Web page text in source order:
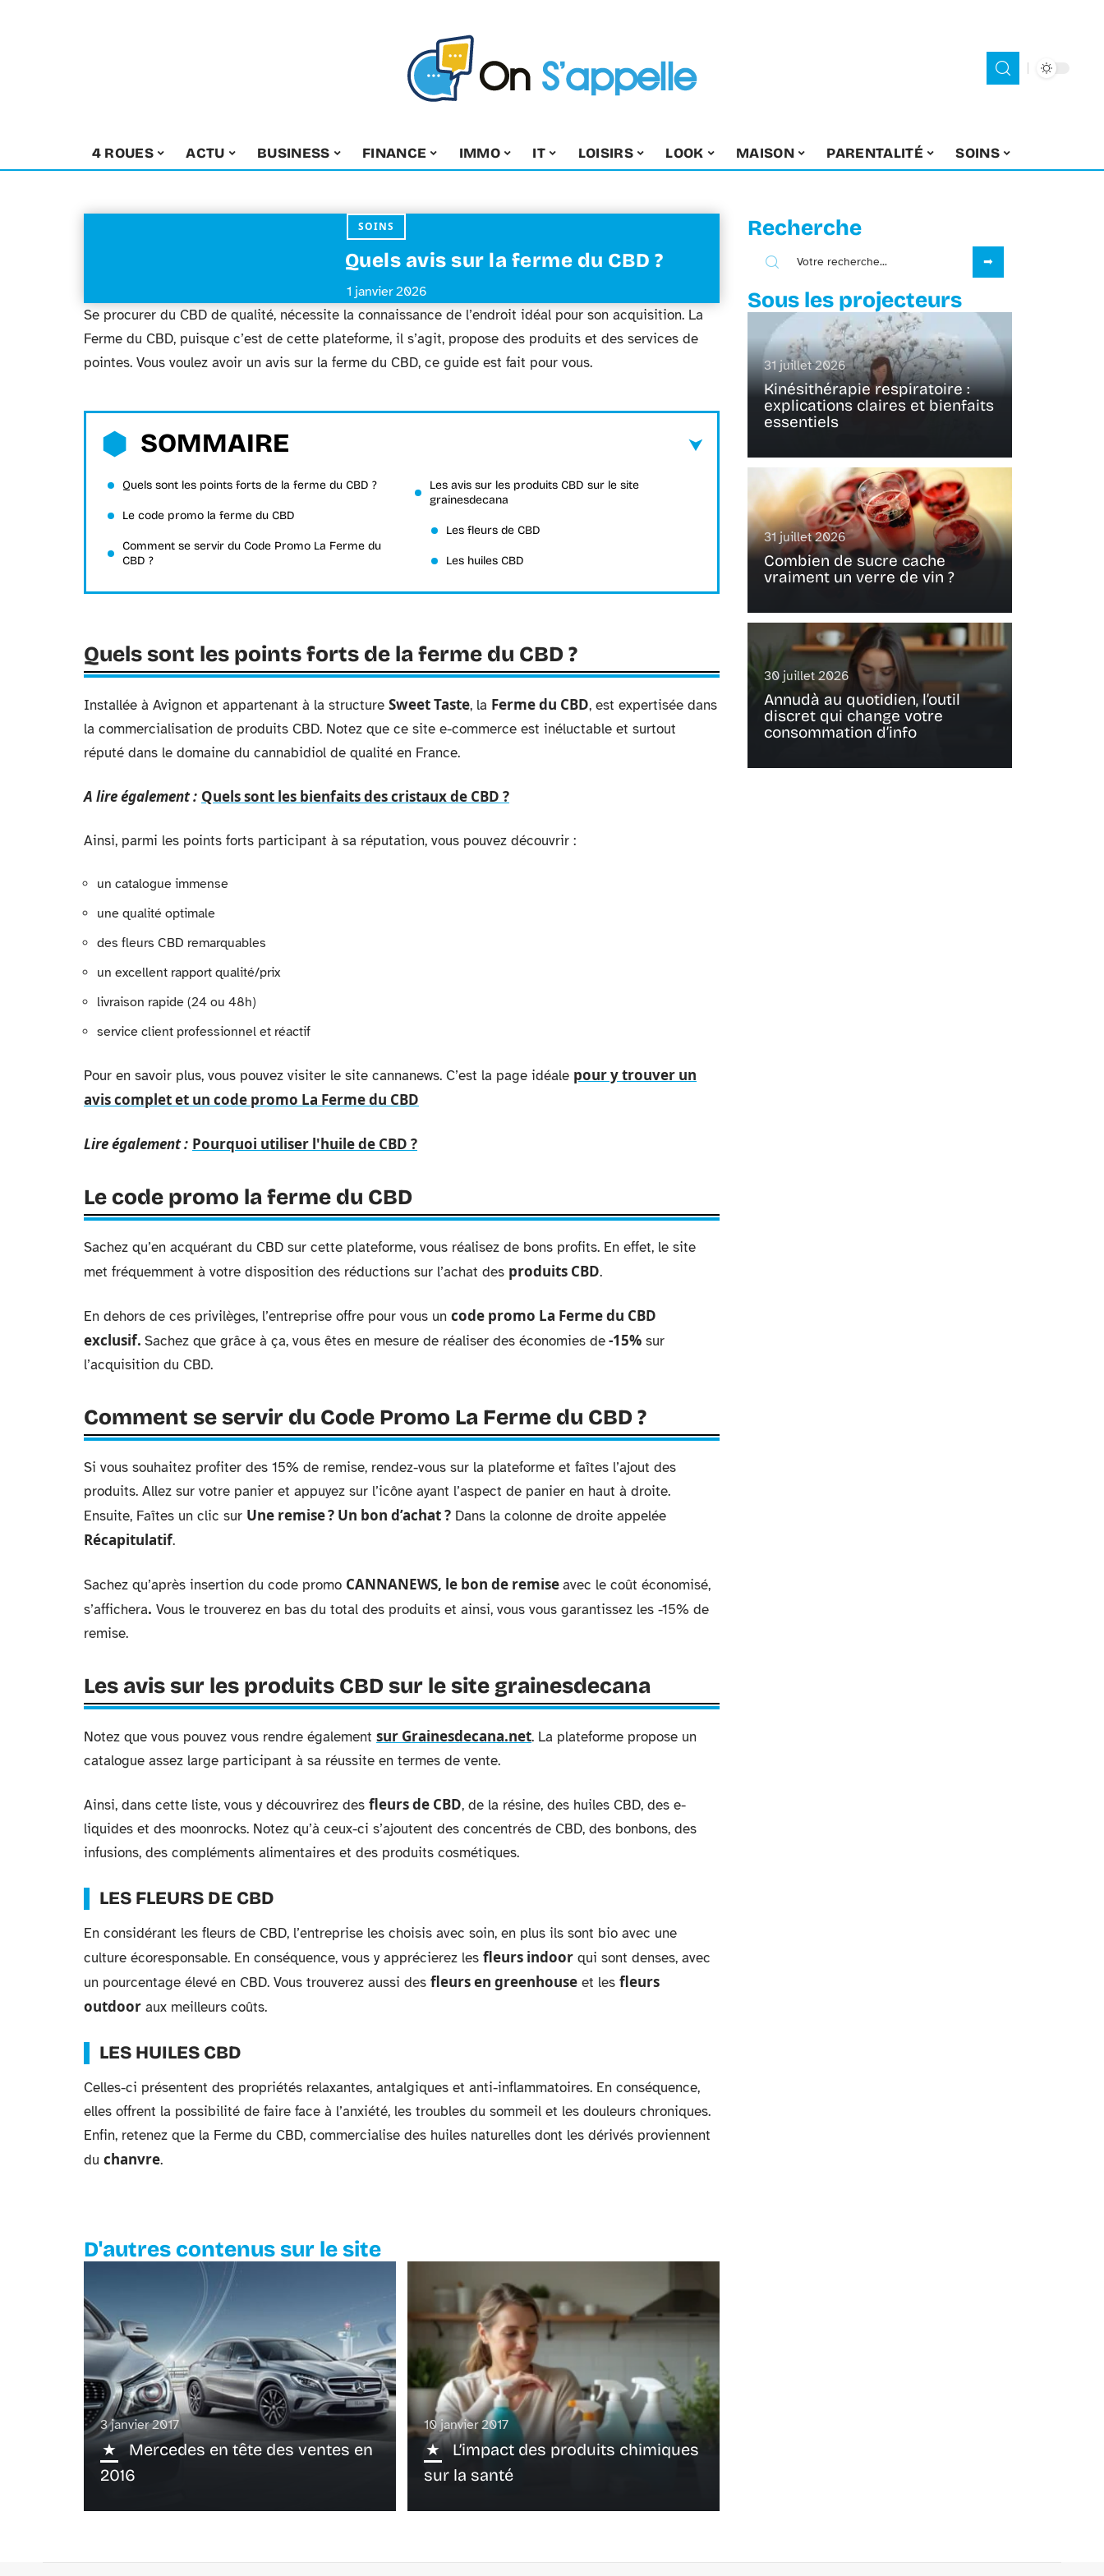
4 ROUES ACTU BUSINESS FINANCE IMMO IT LOISIRS LOOK MAISON PARENTALITÉ SOINS
SOINS
Quels avis sur la ferme du CBD ?
1 janvier 2026
Se procurer du CBD de qualité, nécessite la connaissance de l’endroit idéal pour son acquisition. La
Ferme du CBD, puisque c’est de cette plateforme, il s’agit, propose des produits et des services de
pointes. Vous voulez avoir un avis sur la ferme du CBD, ce guide est fait pour vous.
SOMMAIRE
Quels sont les points forts de la ferme du CBD ?
Le code promo la ferme du CBD
Comment se servir du Code Promo La Ferme du
CBD ?
Les avis sur les produits CBD sur le site
grainesdecana
Les fleurs de CBD
Les huiles CBD
Quels sont les points forts de la ferme du CBD ?
Installée à Avignon et appartenant à la structure Sweet Taste, la Ferme du CBD, est expertisée dans
la commercialisation de produits CBD. Notez que ce site e-commerce est inéluctable et surtout
réputé dans le domaine du cannabidiol de qualité en France.
A lire également : Quels sont les bienfaits des cristaux de CBD ?
Ainsi, parmi les points forts participant à sa réputation, vous pouvez découvrir :
un catalogue immense
une qualité optimale
des fleurs CBD remarquables
un excellent rapport qualité/prix
livraison rapide (24 ou 48h)
service client professionnel et réactif
Pour en savoir plus, vous pouvez visiter le site cannanews. C’est la page idéale pour y trouver un
avis complet et un code promo La Ferme du CBD
Lire également : Pourquoi utiliser l'huile de CBD ?
Le code promo la ferme du CBD
Sachez qu’en acquérant du CBD sur cette plateforme, vous réalisez de bons profits. En effet, le site
met fréquemment à votre disposition des réductions sur l’achat des produits CBD.
En dehors de ces privilèges, l’entreprise offre pour vous un code promo La Ferme du CBD
exclusif. Sachez que grâce à ça, vous êtes en mesure de réaliser des économies de-15% sur
l’acquisition du CBD.
Comment se servir du Code Promo La Ferme du CBD ?
Si vous souhaitez profiter des 15% de remise, rendez-vous sur la plateforme et faîtes l’ajout des
produits. Allez sur votre panier et appuyez sur l’icône ayant l’aspect de panier en haut à droite.
Ensuite, Faîtes un clic sur Une remise ? Un bon d’achat ? Dans la colonne de droite appelée
Récapitulatif.
Sachez qu’après insertion du code promo CANNANEWS, le bon de remiseavec le coût économisé,
s’affichera. Vous le trouverez en bas du total des produits et ainsi, vous vous garantissez les -15% de
remise.
Les avis sur les produits CBD sur le site grainesdecana
Notez que vous pouvez vous rendre également sur Grainesdecana.net. La plateforme propose un
catalogue assez large participant à sa réussite en termes de vente.
Ainsi, dans cette liste, vous y découvrirez des fleurs de CBD, de la résine, des huiles CBD, des e-
liquides et des moonrocks. Notez qu’à ceux-ci s’ajoutent des concentrés de CBD, des bonbons, des
infusions, des compléments alimentaires et des produits cosmétiques.
LES FLEURS DE CBD
En considérant les fleurs de CBD, l’entreprise les choisis avec soin, en plus ils sont bio avec une
culture écoresponsable. En conséquence, vous y apprécierez les fleurs indoor qui sont denses, avec
un pourcentage élevé en CBD. Vous trouverez aussi des fleurs en greenhouse et les fleurs
outdoor aux meilleurs coûts.
LES HUILES CBD
Celles-ci présentent des propriétés relaxantes, antalgiques et anti-inflammatoires. En conséquence,
elles offrent la possibilité de faire face à l’anxiété, les troubles du sommeil et les douleurs chroniques.
Enfin, retenez que la Ferme du CBD, commercialise des huiles naturelles dont les dérivés proviennent
du chanvre.
D'autres contenus sur le site
3 janvier 2017
Mercedes en tête des ventes en
2016
10 janvier 2017
L’impact des produits chimiques
sur la santé
Recherche
Sous les projecteurs
31 juillet 2026
Kinésithérapie respiratoire :
explications claires et bienfaits
essentiels
31 juillet 2026
Combien de sucre cache
vraiment un verre de vin ?
30 juillet 2026
Annudà au quotidien, l’outil
discret qui change votre
consommation d’info